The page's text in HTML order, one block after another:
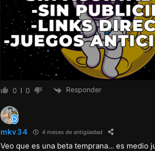
0 0 Responder
mkv34 4 meses de antigüedad
Veo que es una beta temprana… es medio